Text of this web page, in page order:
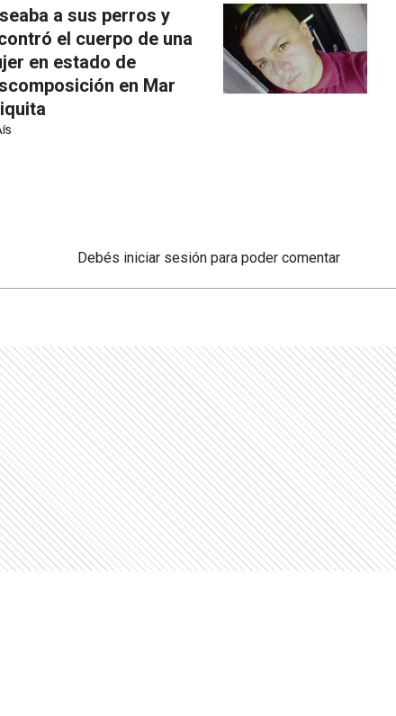
a sus perros y
el cuerpo de una
en estado de
en Mar
Debés iniciar sesión para poder comentar